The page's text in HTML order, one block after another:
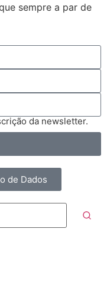
sempre a par de
da newsletter.
de Dados